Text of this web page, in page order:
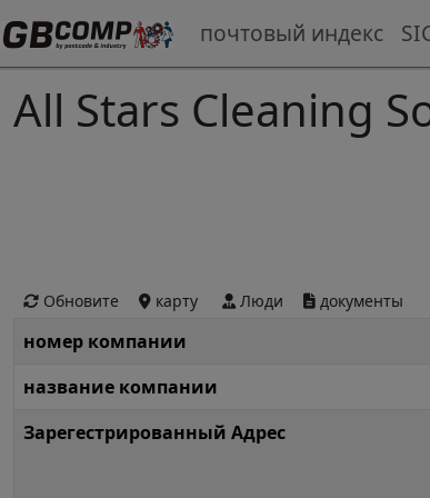
почтовый индекс
All Stars Cleaning
Обновите карту Люди документы
номер компании
название компании
Зарегестрированный Адрес